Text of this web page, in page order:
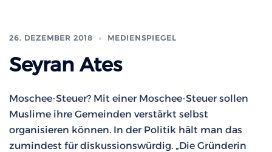
26. DEZEMBER 2018 MEDIENSPIEGEL
Seyran Ates
Moschee-Steuer? Mit einer Moschee-Steuer sollen
Muslime ihre Gemeinden verstärkt selbst
organisieren können. In der Politik hält man das
zumindest für diskussionswürdig. „Die Gründerin